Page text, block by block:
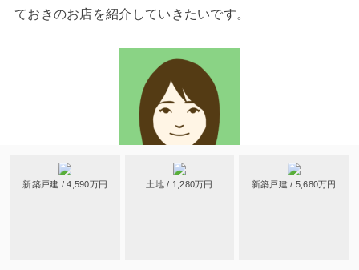
新築戸建 / 4,590万円 土地 / 1,280万円 新築戸建 / 5,680万円
ておきのお店を紹介していきたいです。